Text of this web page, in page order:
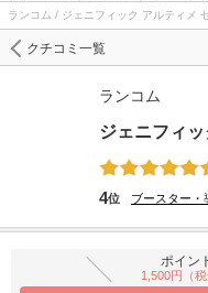
ランコム / ジェニフィック アルティメ
クチコミ一覧
ランコム
ジェニフィ
4位 ブースター・
ポイン
1,500円（